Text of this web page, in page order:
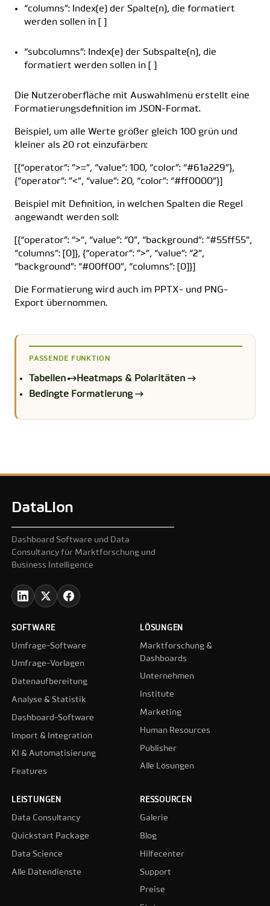
“columns”: Index(e) der Spalte(n), die formatiert
werden sollen in [ ]
“subcolumns”: Index(e) der Subspalte(n), die
formatiert werden sollen in [ ]
Die Nutzeroberfläche mit Auswahlmenü erstellt eine
Formatierungsdefinition im JSON-Format.
Beispiel, um alle Werte größer gleich 100 grün und
kleiner als 20 rot einzufärben:
[{“operator”: ”>=”, “value”: 100, “color”: “#61a229”},
{“operator”: ”<”, “value”: 20, “color”: “#ff0000”}]
Beispiel mit Definition, in welchen Spalten die Regel
angewandt werden soll:
[{“operator”: ”>”, “value”: “0”, “background”: “#55ff55”,
“columns”: [0]}, {“operator”: ”>”, “value”: “2”,
“background”: “#00ff00”, “columns”: [0]}]
Die Formatierung wird auch im PPTX- und PNG-
Export übernommen.
PASSENDE FUNKTION
Tabellen →Heatmaps & Polaritäten →
Bedingte Formatierung →
DataLion
Dashboard Software und Data
Consultancy für Marktforschung und
Business Intelligence
SOFTWARE
Umfrage-Software
Umfrage-Vorlagen
Datenaufbereitung
Analyse & Statistik
Dashboard-Software
Import & Integration
KI & Automatisierung
Features
LÖSUNGEN
Marktforschung &
Dashboards
Unternehmen
Institute
Marketing
Human Resources
Publisher
Alle Lösungen
LEISTUNGEN
Data Consultancy
Quickstart Package
Data Science
Alle Datendienste
RESSOURCEN
Galerie
Blog
Hilfecenter
Support
Preise